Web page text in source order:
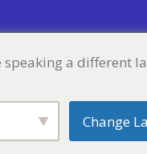
a different
Change